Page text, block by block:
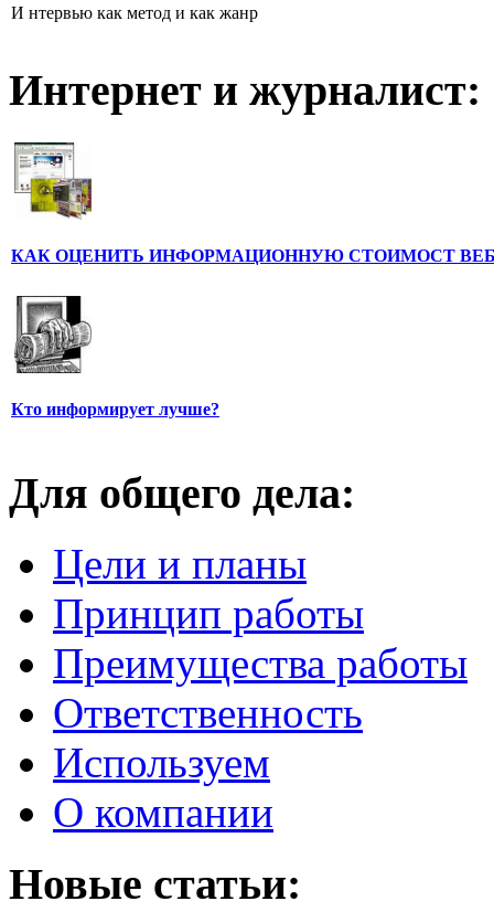
И нтервью как метод и как жанр
Интернет и журналист:
КАК ОЦЕНИТЬ ИНФОРМАЦИОННУЮ СТОИМОСТ
Кто информирует лучше?
Для общего дела:
Цели и планы
Принцип работы
Преимущества работы
Ответственность
Используем
О компании
Новые статьи: